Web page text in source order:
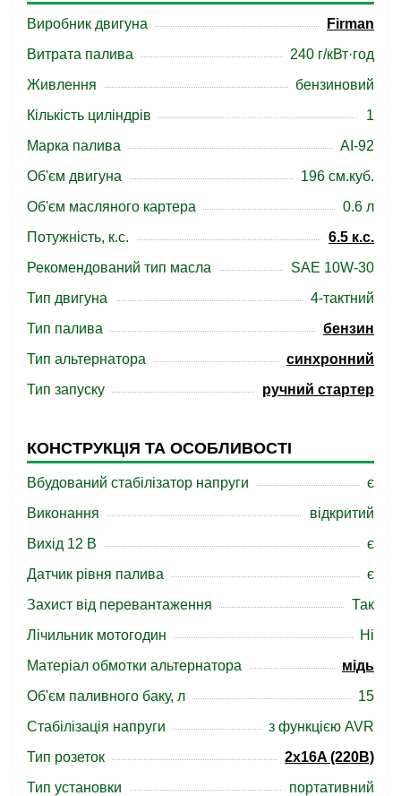
Виробник двигуна
Firman
Витрата палива
240 г/кВт·год
Живлення
бензиновий
Кількість циліндрів
1
Марка палива
АІ-92
Об'єм двигуна
196 см.куб.
Об'єм масляного картера
0.6 л
Потужність, к.с.
6.5 к.с.
Рекомендований тип масла
SAE 10W-30
Тип двигуна
4-тактний
Тип палива
бензин
Тип альтернатора
синхронний
Тип запуску
ручний стартер
КОНСТРУКЦІЯ ТА ОСОБЛИВОСТІ
Вбудований стабілізатор напруги
є
Виконання
відкритий
Вихід 12 В
є
Датчик рівня палива
є
Захист від перевантаження
Так
Лічильник мотогодин
Ні
Матеріал обмотки альтернатора
мідь
Об'єм паливного баку, л
15
Стабілізація напруги
з функцією AVR
Тип розеток
2x16A (220В)
Тип установки
портативний